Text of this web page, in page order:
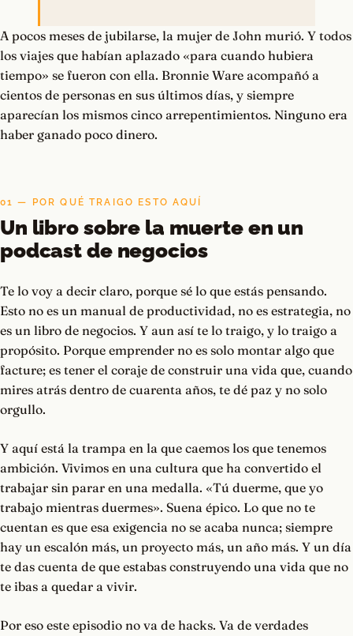
A pocos meses de jubilarse, la mujer de John murió. Y todos
los viajes que habían aplazado «para cuando hubiera
tiempo» se fueron con ella. Bronnie Ware acompañó a
cientos de personas en sus últimos días, y siempre
aparecían los mismos cinco arrepentimientos. Ninguno era
haber ganado poco dinero.
01 — POR QUÉ TRAIGO ESTO AQUÍ
Un libro sobre la muerte en un
podcast de negocios
Te lo voy a decir claro, porque sé lo que estás pensando.
Esto no es un manual de productividad, no es estrategia, no
es un libro de negocios. Y aun así te lo traigo, y lo traigo a
propósito. Porque emprender no es solo montar algo que
facture; es tener el coraje de construir una vida que, cuando
mires atrás dentro de cuarenta años, te dé paz y no solo
orgullo.
Y aquí está la trampa en la que caemos los que tenemos
ambición. Vivimos en una cultura que ha convertido el
trabajar sin parar en una medalla. «Tú duerme, que yo
trabajo mientras duermes». Suena épico. Lo que no te
cuentan es que esa exigencia no se acaba nunca; siempre
hay un escalón más, un proyecto más, un año más. Y un día
te das cuenta de que estabas construyendo una vida que no
te ibas a quedar a vivir.
Por eso este episodio no va de hacks. Va de verdades